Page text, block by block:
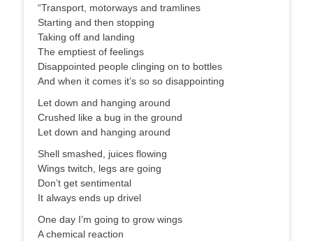
“Transport, motorways and tramlines
Starting and then stopping
Taking off and landing
The emptiest of feelings
Disappointed people clinging on to bottles
And when it comes it’s so so disappointing
Let down and hanging around
Crushed like a bug in the ground
Let down and hanging around
Shell smashed, juices flowing
Wings twitch, legs are going
Don’t get sentimental
It always ends up drivel
One day I’m going to grow wings
A chemical reaction